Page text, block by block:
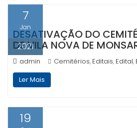
7
Jan
2021
DESATIVAÇÃO DO
DE VILA NOVA DE
admin Cemitérios, Editais, Edital,
Ler Mais
19